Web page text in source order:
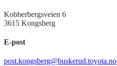
Kobberbergsveien 6
3615 Kongsberg
E-post
post.kongsberg@buskerud.toyota.no